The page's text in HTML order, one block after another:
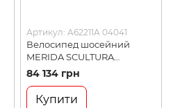
Артикул: A62211A 04041
Велосипед шосейний
MERIDA SCULTURA
ENDURANCE 400, SILK
BLACK(DARK SILVER), M
(A62211A 04041)
84 134 грн
Купити